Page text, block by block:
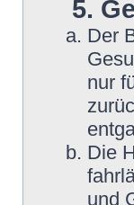
5.
Der
nur
Die
und